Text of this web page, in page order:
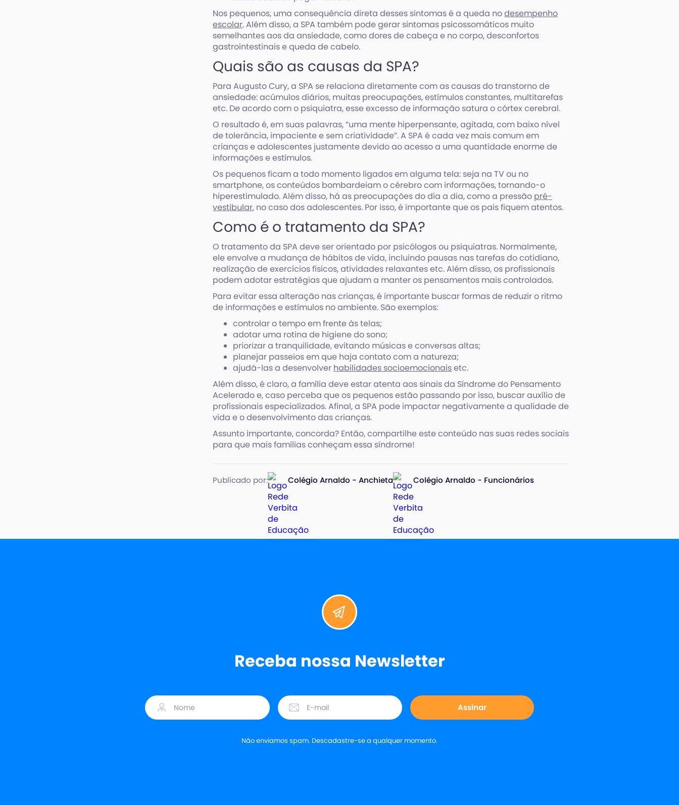
Nos pequenos, uma consequência direta desses sintomas é a queda nodesempenho
escolar. Além disso, a SPA também pode gerar sintomas psicossomáticos muito
semelhantes aos da ansiedade, como dores de cabeça e no corpo, desconfortos
gastrointestinais e queda de cabelo.
Quais são as causas da SPA?
Para Augusto Cury, a SPA se relaciona diretamente com as causas do transtorno de
ansiedade: acúmulos diários, muitas preocupações, estímulos constantes, multitarefas
etc. De acordo com o psiquiatra, esse excesso de informação satura o córtex cerebral.
O resultado é, em suas palavras, “uma mente hiperpensante, agitada, com baixo nível
de tolerância, impaciente e sem criatividade”. A SPA é cada vez mais comum em
crianças e adolescentes justamente devido ao acesso a uma quantidade enorme de
informações e estímulos.
Os pequenos ficam a todo momento ligados em alguma tela: seja na TV ou no
smartphone, os conteúdos bombardeiam o cérebro com informações, tornando-o
hiperestimulado. Além disso, há as preocupações do dia a dia, como a pressão pré-
vestibular, no caso dos adolescentes. Por isso, é importante que os pais fiquem atentos.
Como é o tratamento da SPA?
O tratamento da SPA deve ser orientado por psicólogos ou psiquiatras. Normalmente,
ele envolve a mudança de hábitos de vida, incluindo pausas nas tarefas do cotidiano,
realização de exercícios físicos, atividades relaxantes etc. Além disso, os profissionais
podem adotar estratégias que ajudam a manter os pensamentos mais controlados.
Para evitar essa alteração nas crianças, é importante buscar formas de reduzir o ritmo
de informações e estímulos no ambiente. São exemplos:
controlar o tempo em frente às telas;
adotar uma rotina de higiene do sono;
priorizar a tranquilidade, evitando músicas e conversas altas;
planejar passeios em que haja contato com a natureza;
ajudá-las a desenvolver habilidades socioemocionaisetc.
Além disso, é claro, a família deve estar atenta aos sinais da Síndrome do Pensamento
Acelerado e, caso perceba que os pequenos estão passando por isso, buscar auxílio de
profissionais especializados. Afinal, a SPA pode impactar negativamente a qualidade de
vida e o desenvolvimento das crianças.
Assunto importante, concorda? Então, compartilhe este conteúdo nas suas redes sociais
para que mais famílias conheçam essa síndrome!
Publicado por: Colégio Arnaldo - Anchieta Colégio Arnaldo - Funcionários
Receba nossa Newsletter
Não enviamos spam. Descadastre-se a qualquer momento.